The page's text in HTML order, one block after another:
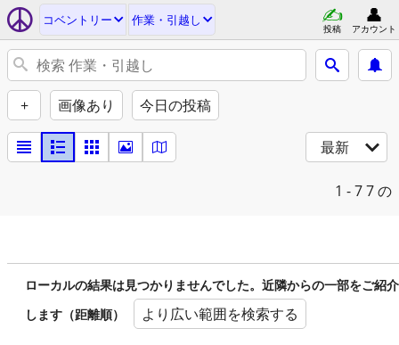
コベントリー 作業・引越し
投稿 アカウント
+ 画像あり 今日の投稿
最新
1 - 77 の
ローカルの結果は見つかりませんでした。近隣からの一部をご紹介
します（距離順）
より広い範囲を検索する